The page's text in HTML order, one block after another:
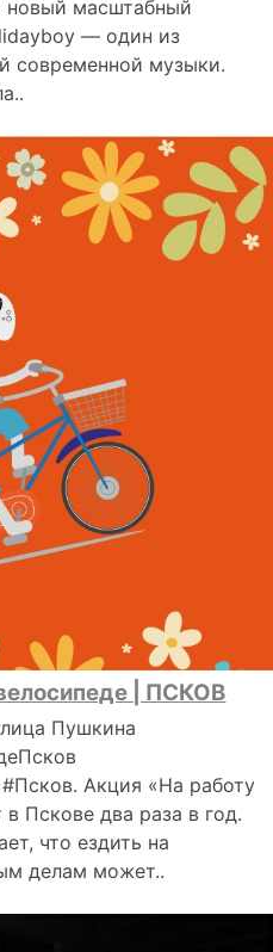
масштабный
— один из
современной музыки.
| ПСКОВ
Пушкина
Акция «На работу
Пскове два раза в год.
что ездить на
делам может..